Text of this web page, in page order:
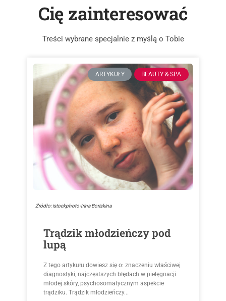
Cię zainteresować
Treści wybrane specjalnie z myślą o Tobie
ARTYKUŁY BEAUTY & SPA
Źródło: istockphoto-Irina Boriskina
Trądzik młodzieńczy pod
lupą
Z tego artykułu dowiesz się o: znaczeniu właściwej
diagnostyki, najczęstszych błędach w pielęgnacji
młodej skóry, psychosomatycznym aspekcie
trądziku. Trądzik młodzieńczy...